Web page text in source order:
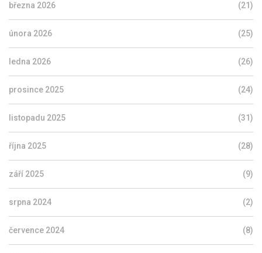
března 2026 (21)
února 2026 (25)
ledna 2026 (26)
prosince 2025 (24)
listopadu 2025 (31)
října 2025 (28)
září 2025 (9)
srpna 2024 (2)
července 2024 (8)